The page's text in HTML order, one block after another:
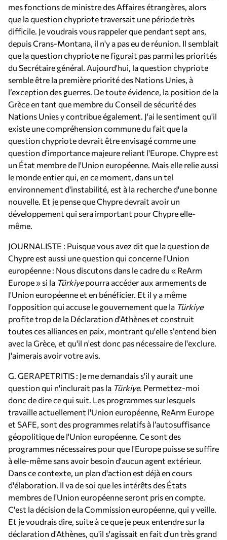
mes fonctions de ministre des Affaires étrangères, alors
que la question chypriote traversait une période très
difficile. Je voudrais vous rappeler que pendant sept ans,
depuis Crans-Montana, il n'y a pas eu de réunion. Il semblait
que la question chypriote ne figurait pas parmi les priorités
du Secrétaire général. Aujourd'hui, la question chypriote
semble être la première priorité des Nations Unies, à
l’exception des guerres. De toute évidence, la position de la
Grèce en tant que membre du Conseil de sécurité des
Nations Unies y contribue également. J'ai le sentiment qu'il
existe une compréhension commune du fait que la
question chypriote devrait être envisagé comme une
question d'importance majeure reliant l'Europe. Chypre est
un État membre de l'Union européenne. Mais elle relie aussi
le monde entier qui, en ce moment, dans un tel
environnement d'instabilité, est à la recherche d'une bonne
nouvelle. Et je pense que Chypre devrait avoir un
développement qui sera important pour Chypre elle-
même.
JOURNALISTE : Puisque vous avez dit que la question de
Chypre est aussi une question qui concerne l'Union
européenne : Nous discutons dans le cadre du « ReArm
Europe » si la Türkiyepourra accéder aux armements de
l'Union européenne et en bénéficier. Et il y a même
l'opposition qui accuse le gouvernement que la Türkiye
profite trop de la Déclaration d'Athènes et construit
toutes ces alliances en paix, montrant qu'elle s’entend bien
avec la Grèce, et qu'il n'est donc pas nécessaire de l'exclure.
J'aimerais avoir votre avis.
G. GERAPETRITIS : Je me demandais s'il y aurait une
question qui n'inclurait pas la Türkiye. Permettez-moi
donc de dire ce qui suit. Les programmes sur lesquels
travaille actuellement l'Union européenne, ReArm Europe
et SAFE, sont des programmes relatifs à l’autosuffisance
géopolitique de l'Union européenne. Ce sont des
programmes nécessaires pour que l'Europe puisse se suffire
à elle-même sans avoir besoin d'aucun agent extérieur.
Dans ce contexte, un plan d'action est déjà en cours
d'élaboration. Il va de soi que les intérêts des États
membres de l'Union européenne seront pris en compte.
C'est la décision de la Commission européenne, qui y veille.
Et je voudrais dire, suite à ce que je peux entendre sur la
déclaration d'Athènes, qu'il s'agissait en fait d'un très grand